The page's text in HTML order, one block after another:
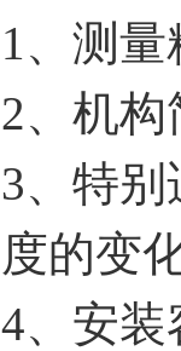
1、测
2、机
3、特
度的变
4、安